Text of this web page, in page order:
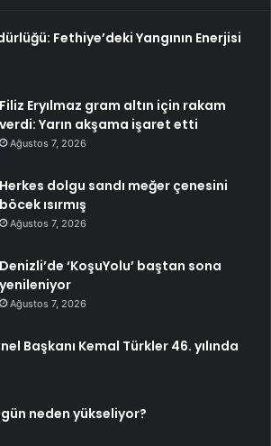
Fethiye’deki Yangının Enerjisi
Filiz Eryılmaz gram altın için rakam
verdi: Yarın akşama işaret etti
Ağustos 7, 2026
Herkes dolgu sandı meğer çenesini
böcek ısırmış
Ağustos 7, 2026
Denizli’de ‘KoşuYolu’ baştan sona
yenileniyor
Ağustos 7, 2026
Başkanı Kemal Türkler 46. yılında
neden yükseliyor?